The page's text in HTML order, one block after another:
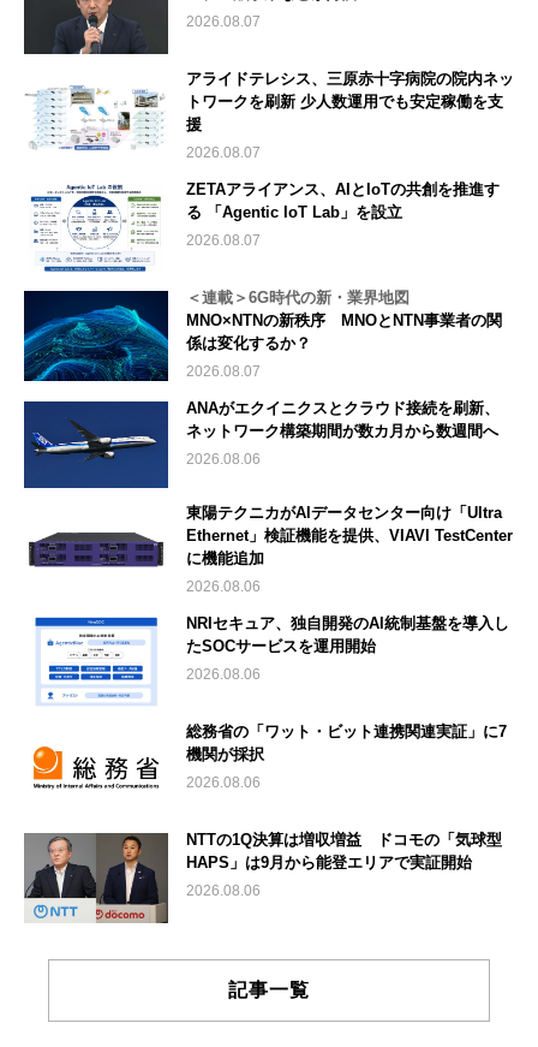
2026.08.07
アライドテレシス、三原赤十字病院の院内ネッ
トワークを刷新 少人数運用でも安定稼働を支
援
2026.08.07
ZETAアライアンス、AIとIoTの共創を推進す
る 「Agentic IoT Lab」を設立
2026.08.07
＜連載＞6G時代の新・業界地図
MNO×NTNの新秩序 MNOとNTN事業者の関
係は変化するか？
2026.08.07
ANAがエクイニクスとクラウド接続を刷新、
ネットワーク構築期間が数カ月から数週間へ
2026.08.06
東陽テクニカがAIデータセンター向け「Ultra
Ethernet」検証機能を提供、VIAVI TestCenter
に機能追加
2026.08.06
NRIセキュア、独自開発のAI統制基盤を導入し
たSOCサービスを運用開始
2026.08.06
総務省の「ワット・ビット連携関連実証」に7
機関が採択
2026.08.06
NTTの1Q決算は増収増益 ドコモの「気球型
HAPS」は9月から能登エリアで実証開始
2026.08.06
記事一覧